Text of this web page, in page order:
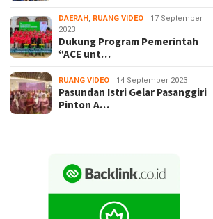
DAERAH , RUANG VIDEO
17 September
2023
Dukung Program Pemerintah
“ACE unt…
RUANG VIDEO 14 September 2023
Pasundan Istri Gelar Pasanggiri
Pinton A…